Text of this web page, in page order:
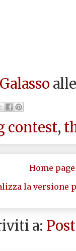
contest,
Home page
la versione
a: